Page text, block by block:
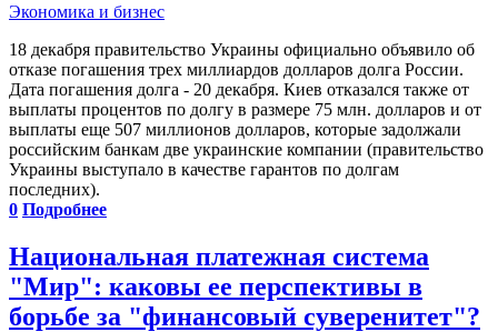
Экономика и бизнес
18 декабря правительство Украины официально объявило об
отказе погашения трех миллиардов долларов долга России.
Дата погашения долга - 20 декабря. Киев отказался также от
выплаты процентов по долгу в размере 75 млн. долларов и от
выплаты еще 507 миллионов долларов, которые задолжали
российским банкам две украинские компании (правительство
Украины выступало в качестве гарантов по долгам
последних).
0 Подробнее
Национальная платежная система
"Мир": каковы ее перспективы в
борьбе за "финансовый суверенитет"?